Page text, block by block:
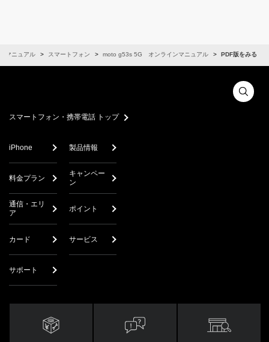
ービスの取扱説明書は、あくまでも製品に同梱されている
クイックスタート、お願いとご注意の補足的情報としてご
製品には、安全上及び使用上のご注意、操作早見表や正誤
表など、クイックスタート、お願いとご注意以外の補足印
了承ください。
安全上のご注意は、お願いとご注意が制作された時点での
法的及び業界基準に応じた内容になっているため、最新の
内容ではない場合があります。あらかじめご了承くださ
本サービスに掲載されている取扱説明書は、主に製品が発
売された当初のものです。そのため、マイナーチェンジな
どの理由により、本サービスに掲載されている取扱説明書
製品に同梱されるクイックスタート、お願いとご注意が改
訂されている場合、予告なく改訂版を本サービスに掲載す
マニュアル スマートフォン moto g53s 5G オンラインマニュアル PDF版をみる
スマートフォン・携帯電話 トップ
iPhone 製品情報
料金プラン
キャンペー
ン
通信・エリ
ア
ポイント
カード サービス
サポート